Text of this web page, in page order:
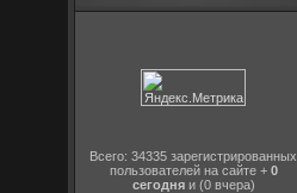
Всего: 34335 зарегистрированных
пользователей на сайте + 0
сегодняи (0 вчера)